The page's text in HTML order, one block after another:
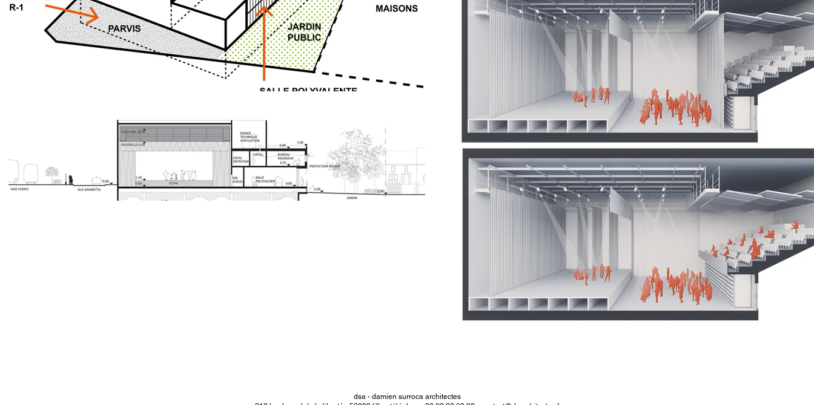
dsa - damien surroca architectes